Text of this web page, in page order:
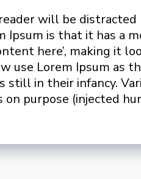
will be
Ipsum is that it has a
here’, making it
use Lorem Ipsum as
still in their infancy.
purpose (injected